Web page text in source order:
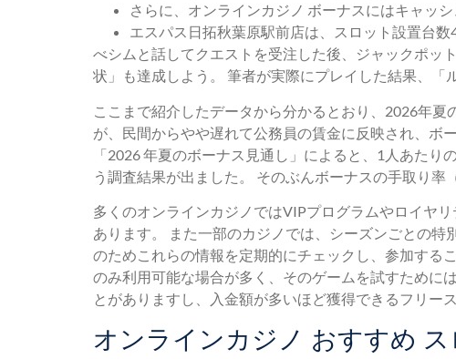
さらに、オンラインカジノ ボーナスにはキャッ
エスパス日拓秋葉原駅前店は、スロット設置台
べシムと話してクエストを受注した後、ジャックポッ
状」も達成しよう。 筆者が実際にプレイした結果、「
ここまで紹介したデータから分かるとおり、2026年
が、民間からやや遅れて公務員の賃金に反映され、ボ
「2026 年夏のボーナス見通し」によると、1人あた
う調査結果が出ました。 そのぶんボーナスの手取り率
多くのオンラインカジノではVIPプログラムやロイヤ
あります。 また一部のカジノでは、シーズンごとの
のためこれらの情報を定期的にチェックし、参加する
のみ利用可能な場合が多く、そのゲームを試すために
とがありますし、入金額が多いほど獲得できるフリー
オンラインカジノ おすすめ